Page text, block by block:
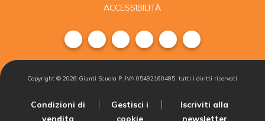
ACCESSIBILITÀ
Copyright ©2026 Giunti Scuola P. IVA 05492160485, tutti i diritti riservati
Condizioni di
vendita
Gestisci i
cookie
Iscriviti alla
newsletter